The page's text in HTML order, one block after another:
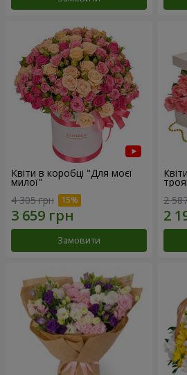
Квіти в коробці "Для моєї
милої"
4 305 грн
Замовити
2